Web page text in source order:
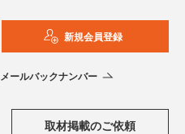
新規会員登録
メールバックナンバー
取材掲載のご依頼